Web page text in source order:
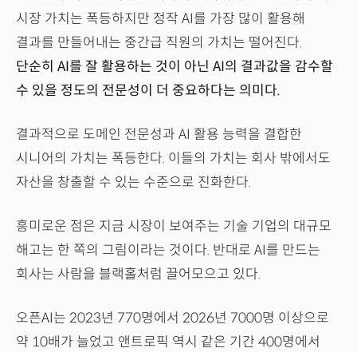
시장 가치는 폭등하지만 정작 AI를 가장 많이 활용해
결과를 만들어내는 중간급 직원의 가치는 떨어진다.
단순히 AI를 잘 활용하는 것이 아닌 AI의 결과값을 감수할
수 있을 정도의 전문성이 더 중요하다는 의미다.
결과적으로 도메인 전문성과 AI 활용 능력을 결합한
시니어의 가치는 폭등한다. 이들의 가치는 회사 밖에서도
자산을 창출할 수 있는 수준으로 진화한다.
흥미로운 점은 지금 시장이 보여주는 기술 기업의 대규모
해고는 한 쪽의 그림이라는 것이다. 반대로 AI를 만드는
회사는 사람을 블랙홀처럼 끌어모으고 있다.
오픈AI는 2023년 770명에서 2026년 7000명 이상으로
약 10배가 늘었고 앤트로픽 역시 같은 기간 400명에서